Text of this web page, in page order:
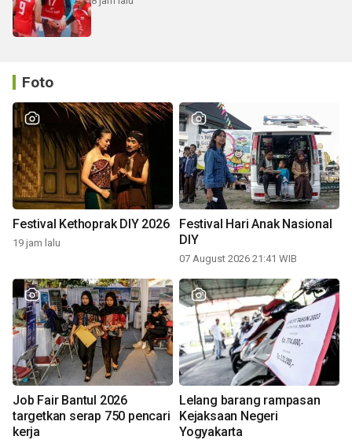
Foto
Festival Kethoprak DIY 2026
19 jam lalu
Festival Hari Anak Nasional
DIY
07 August 2026 21:41 WIB
Job Fair Bantul 2026
targetkan serap 750 pencari
kerja
Lelang barang rampasan
Kejaksaan Negeri
Yogyakarta